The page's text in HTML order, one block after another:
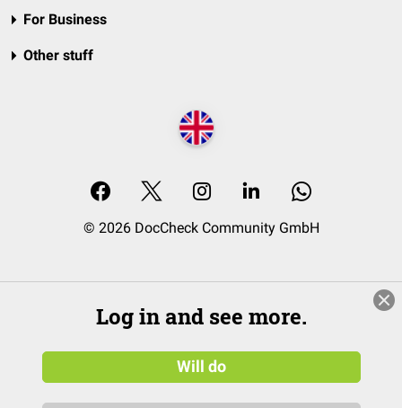
For Business
Other stuff
© 2026 DocCheck Community GmbH
Log in and see more.
Will do